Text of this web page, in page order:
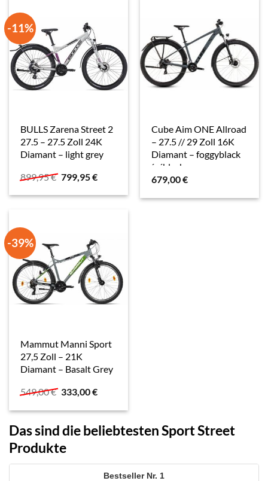
-11%
BULLS Zarena Street 2
27.5 – 27.5 Zoll 24K
Diamant – light grey
899,95€ Ursprünglicher
Preis
war:
799,95€Aktueller
ist:
Cube Aim ONE Allroad
– 27.5 // 29 Zoll 16K
Diamant – foggyblack
´n´black
679,00€
-39%
Mammut Manni Sport
27,5 Zoll – 21K
Diamant – Basalt Grey
549,00€ Ursprünglicher
Preis
war:
333,00€Aktueller
ist:
Das sind die beliebtesten Sport Street
Produkte
1